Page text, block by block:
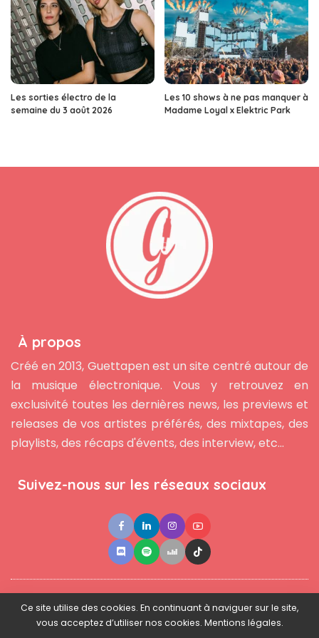
Les sorties électro de la
semaine du 3 août 2026
Les 10 shows à ne pas manquer à
Madame Loyal x Elektric Park
À propos
Créé en 2013, Guettapen est un site centré autour de
la musique électronique. Vous y retrouvez en
exclusivité toutes les dernières news, les previews et
releases de vos artistes préférés, des mixtapes, des
playlists, des récaps d'évents, des interview, etc...
Suivez-nous sur les réseaux sociaux
Contact ●Newsletter ● L'équipe ● Mentions légales
Ce site utilise des cookies. En continuant à naviguer sur le site,
vous acceptez d’utiliser nos cookies. Mentions légales.